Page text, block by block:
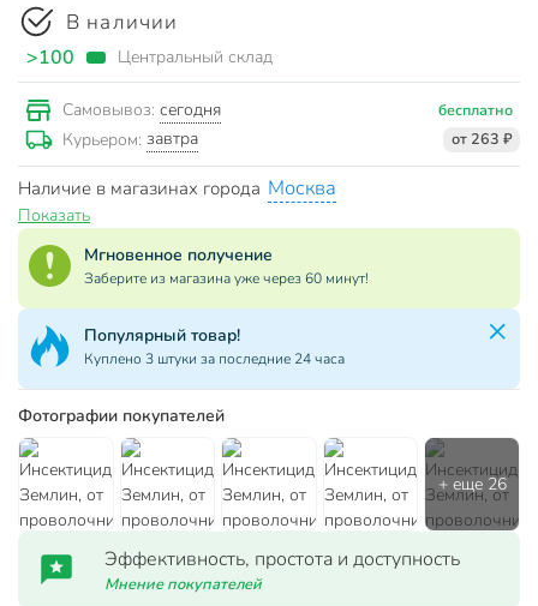
В наличии
>100 Центральный склад
Самовывоз: сегодня бесплатно
Курьером: завтра от 263 ₽
Наличие в магазинах города Москва
Показать
Мгновенное получение
Заберите из магазина уже через 60 минут!
Популярный товар!
Куплено 3 штуки за последние 24 часа
Фотографии покупателей
Эффективность, простота и доступность
Мнение покупателей